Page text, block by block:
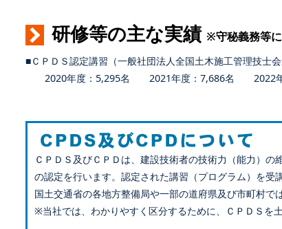
研修等の主な実績 ※守秘義務等
■ＣＰＤＳ認定講習（一般社団法人全国土木施工管理技士会
2020年度：5,295名 2021年度：7,686名 2022
ＣＰＤＳ及びＣＰＤは、建設技術者の技術力（能力）
の認定を行います。認定された講習（プログラム）を受
国土交通省の各地方整備局や一部の道府県及び市町村で
※当社では、わかりやすく区分するために、ＣＰＤＳを